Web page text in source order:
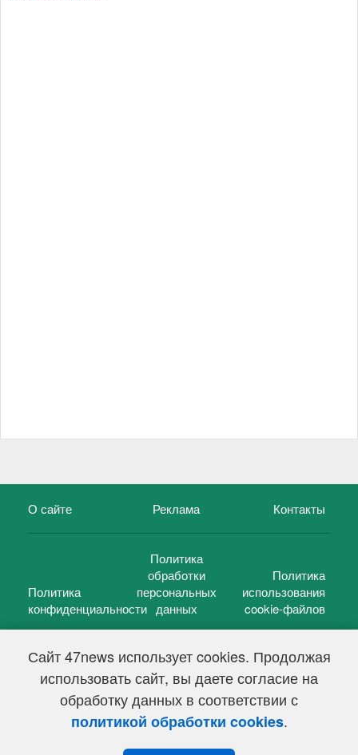
Сайт 47news использует cookies. Продолжая
использовать сайт, вы даете согласие на
обработку данных в соответствии с
политикой обработки cookies.
О сайте Реклама Контакты
Политика
конфиденциальности
Политика
обработки
персональных
данных
Политика
использования
cookie-файлов
47 новостей (47 news)2005 — 2026 г.
Свидетельство о регистрации СМИ Эл № ФС 77-39848, выдано
Федеральной службой по надзору в сфере связи,
информационных технологий и массовых коммуникаций